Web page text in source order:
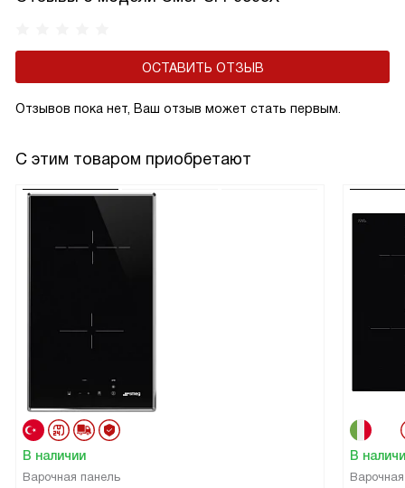
ОСТАВИТЬ ОТЗЫВ
Отзывов пока нет, Ваш отзыв может стать первым.
С этим товаром приобретают
В наличии
Варочная панель
В